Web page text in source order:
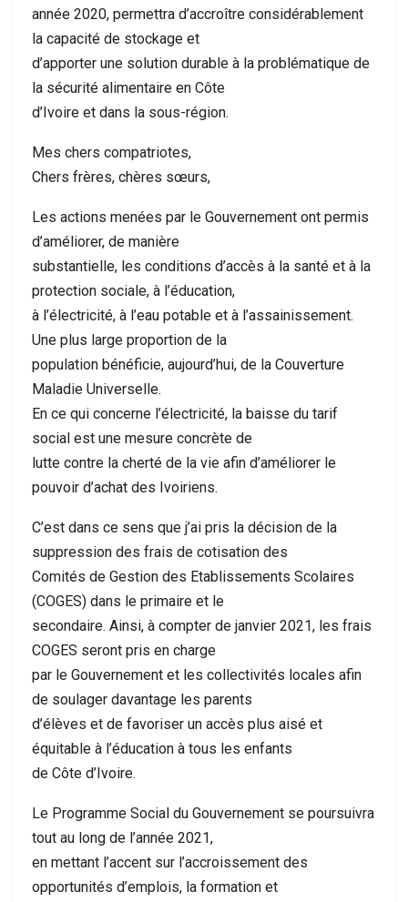
année 2020, permettra d’accroître considérablement
la capacité de stockage et
d’apporter une solution durable à la problématique de
la sécurité alimentaire en Côte
d’Ivoire et dans la sous-région.
Mes chers compatriotes,
Chers frères, chères sœurs,
Les actions menées par le Gouvernement ont permis
d’améliorer, de manière
substantielle, les conditions d’accès à la santé et à la
protection sociale, à l’éducation,
à l’électricité, à l’eau potable et à l’assainissement.
Une plus large proportion de la
population bénéficie, aujourd’hui, de la Couverture
Maladie Universelle.
En ce qui concerne l’électricité, la baisse du tarif
social est une mesure concrète de
lutte contre la cherté de la vie afin d’améliorer le
pouvoir d’achat des Ivoiriens.
C’est dans ce sens que j’ai pris la décision de la
suppression des frais de cotisation des
Comités de Gestion des Etablissements Scolaires
(COGES) dans le primaire et le
secondaire. Ainsi, à compter de janvier 2021, les frais
COGES seront pris en charge
par le Gouvernement et les collectivités locales afin
de soulager davantage les parents
d’élèves et de favoriser un accès plus aisé et
équitable à l’éducation à tous les enfants
de Côte d’Ivoire.
Le Programme Social du Gouvernement se poursuivra
tout au long de l’année 2021,
en mettant l’accent sur l’accroissement des
opportunités d’emplois, la formation et